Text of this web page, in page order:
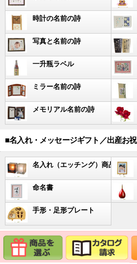
時計の名前の詩
写真と名前の詩
一升瓶ラベル
ミラー名前の詩
メモリアル名前の詩
■名入れ・メッセージギフト／出産お
名入れ（エッチング）商品
命名書
手形・足形プレート
■その他／言葉の贈り物